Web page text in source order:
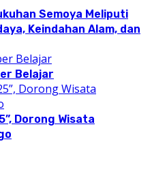
Semoya Meliputi
Keindahan Alam, dan
Belajar
Dorong Wisata